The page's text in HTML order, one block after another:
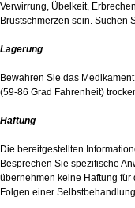
Verwirrung, Übelkeit,
Brustschmerzen sein. Suchen
Lagerung
Bewahren Sie das
(59-86 Grad Fahrenheit)
Haftung
Die bereitgestellten
Besprechen Sie spezifische
übernehmen keine Haftung
Folgen einer